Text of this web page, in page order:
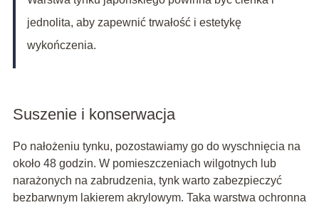
jednolita, aby zapewnić trwałość i estetykę
wykończenia.
Suszenie i konserwacja
Po nałożeniu tynku, pozostawiamy go do wyschnięcia na
około 48 godzin. W pomieszczeniach wilgotnych lub
narażonych na zabrudzenia, tynk warto zabezpieczyć
bezbarwnym lakierem akrylowym. Taka warstwa ochronna